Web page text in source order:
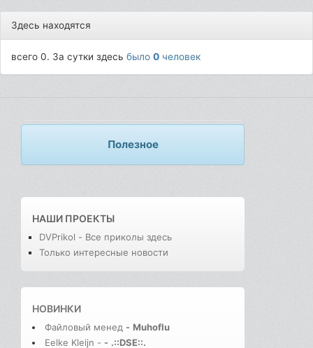
Здесь находятся
всего 0. За сутки здесьбыло0 человек
Полезное
НАШИ ПРОЕКТЫ
DVPrikol - Все приколы здесь
Только интересные новости
НОВИНКИ
Файловый менед - Muhoflu
Eelke Kleijn - - .::DSE::.